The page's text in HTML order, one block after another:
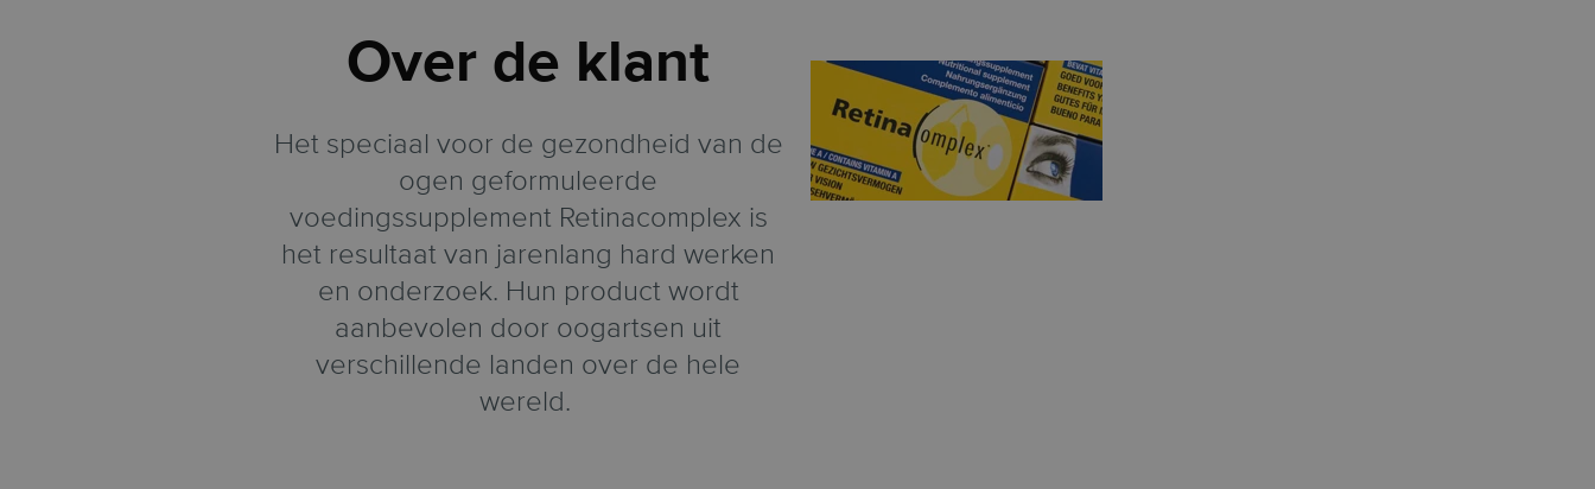
Over de klant
Het speciaal voor de gezondheid van de
ogen geformuleerde
voedingssupplement Retinacomplex is
het resultaat van jarenlang hard werken
en onderzoek. Hun product wordt
aanbevolen door oogartsen uit
verschillende landen over de hele
wereld.